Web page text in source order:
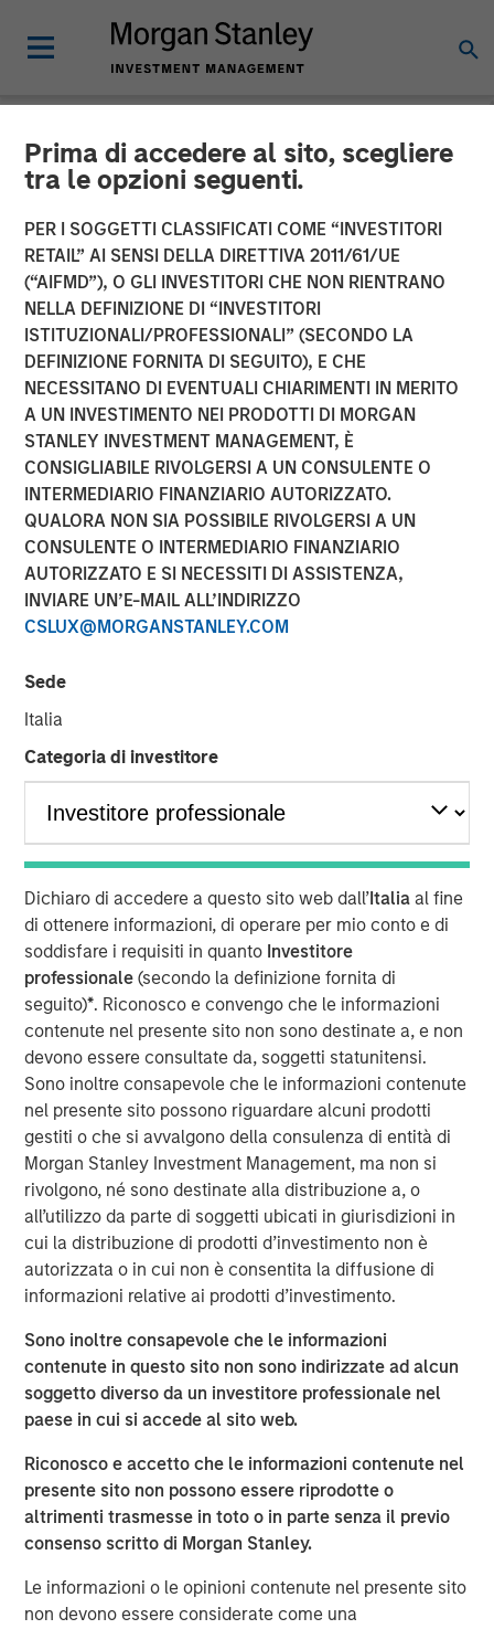
Prima di accedere al sito, scegliere
tra le opzioni seguenti.
PER I SOGGETTI CLASSIFICATI COME “INVESTITORI
RETAIL” AI SENSI DELLA DIRETTIVA 2011/61/UE
(“AIFMD”), O GLI INVESTITORI CHE NON RIENTRANO
NELLA DEFINIZIONE DI “INVESTITORI
ISTITUZIONALI/PROFESSIONALI” (SECONDO LA
DEFINIZIONE FORNITA DI SEGUITO), E CHE
NECESSITANO DI EVENTUALI CHIARIMENTI IN MERITO
A UN INVESTIMENTO NEI PRODOTTI DI MORGAN
STANLEY INVESTMENT MANAGEMENT, È
CONSIGLIABILE RIVOLGERSI A UN CONSULENTE O
INTERMEDIARIO FINANZIARIO AUTORIZZATO.
QUALORA NON SIA POSSIBILE RIVOLGERSI A UN
CONSULENTE O INTERMEDIARIO FINANZIARIO
AUTORIZZATO E SI NECESSITI DI ASSISTENZA,
INVIARE UN’E-MAIL ALL’INDIRIZZO
CSLUX@MORGANSTANLEY.COM
Sede
Italia
Categoria di investitore
Dichiaro di accedere a questo sito web dall’Italia al fine
di ottenere informazioni, di operare per mio conto e di
soddisfare i requisiti in quanto Investitore
professionale(secondo la definizione fornita di
seguito)*. Riconosco e convengo che le informazioni
contenute nel presente sito non sono destinate a, e non
devono essere consultate da, soggetti statunitensi.
Sono inoltre consapevole che le informazioni contenute
nel presente sito possono riguardare alcuni prodotti
gestiti o che si avvalgono della consulenza di entità di
Morgan Stanley Investment Management, ma non si
rivolgono, né sono destinate alla distribuzione a, o
all’utilizzo da parte di soggetti ubicati in giurisdizioni in
cui la distribuzione di prodotti d’investimento non è
autorizzata o in cui non è consentita la diffusione di
informazioni relative ai prodotti d’investimento.
Sono inoltre consapevole che le informazioni
contenute in questo sito non sono indirizzate ad alcun
soggetto diverso da un investitore professionale nel
paese in cui si accede al sito web.
Riconosco e accetto che le informazioni contenute nel
presente sito non possono essere riprodotte o
altrimenti trasmesse in toto o in parte senza il previo
consenso scritto di Morgan Stanley.
Le informazioni o le opinioni contenute nel presente sito
non devono essere considerate come una
NEWSROOM
UK Short Video AI platform
Vyntelligence (Vyn®)
announces significant new
investment with Morgan
Stanley Investment
Management and Blume
Equity to fuel US expansion
19 NOVEMBRE 2025
speeding up processes with Agentic Video
Intelligence technology
The new $30 million investment, from Blume Equity
and Morgan Stanley Investment Management’s 1GT
capabilities, at one of the UK’s fastest growing
Video AI-powered companies
Vyn® helps customers maximise the efficiency of
frontline work, using smart video technology to
deliver and repair assets safely, at faster pace and
lower cost by avoiding waste, creating a positive
impact on People, Profit and Planet
LONDON – November 19, 2025
Vyntelligence (Vyn®), a category-pioneering Agentic
Video Intelligence Work Platform, announces its largest
investment to date, a $30m in Series B funding co-led by
leading growth investors Blume Equity and Morgan
Stanley Investment Management’s (MSIM) 1GT climate
private equity strategy.
This new investment will support Vyn®’s expansion,
particularly into the US, building on Vyn®’s momentum
with enterprise customers in the UK and Europe. Vyn® is
a trusted partner to 90% of the UK’s top utilities,
telecommunications and retail companies, with
customers including SUEZ, EDP, Engie, Total Energies,
Currys, Openreach, Cadent Gas, UK Power Networks,
Northumbrian Water, Severn Trent, and more.
Vyn®’s technology is transforming the “deskless” world
of work